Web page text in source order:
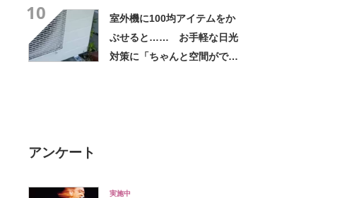
10
室外機に100均アイテムをか
ぶせると…… お手軽な日光
対策に「ちゃんと空間ができ
アンケート
実施中